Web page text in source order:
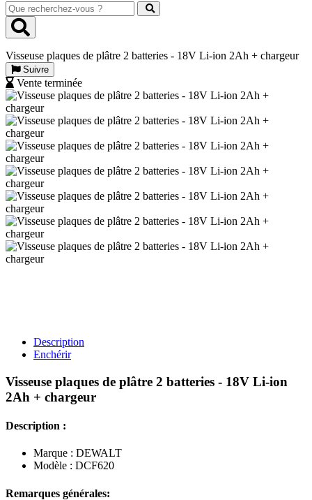
Que
recherchez-
vous
Visseuse plaques de plâtre 2 batteries - 18V Li-ion 2Ah + chargeur
Suivre
Vente terminée
Description
Enchérir
Visseuse plaques de plâtre 2 batteries - 18V Li-ion
2Ah + chargeur
Description :
Marque : DEWALT
Modèle : DCF620
Remarques générales: